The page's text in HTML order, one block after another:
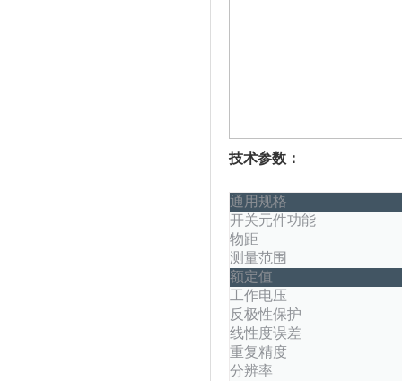
技术参数：
通用规格
开关元件功能
物距
测量范围
额定值
工作电压
反极性保护
线性度误差
重复精度
分辨率